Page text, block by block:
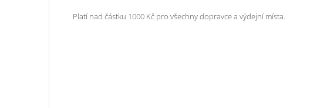
Platí nad částku 1000 Kč pro všechny dopravce a výdejní místa.